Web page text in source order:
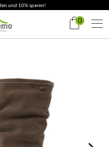
und 10% sparen!
0